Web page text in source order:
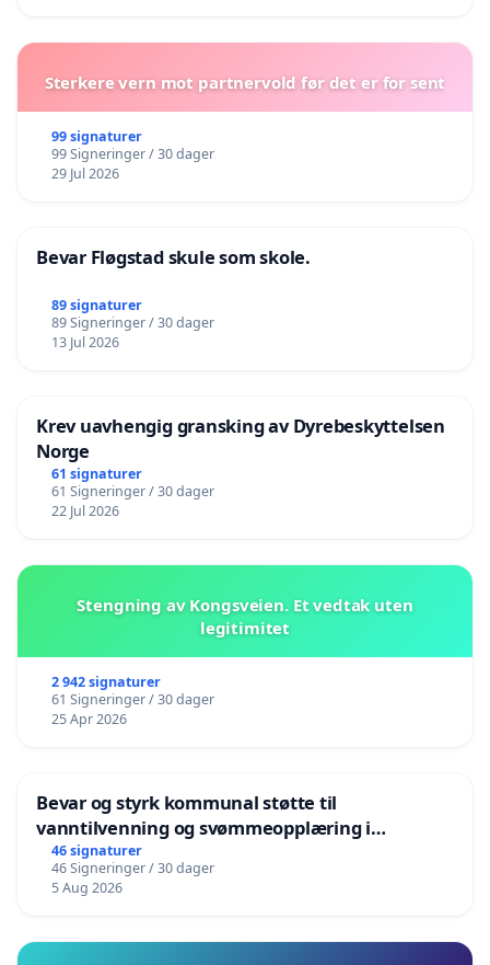
Sterkere vern mot partnervold før det er for sent
99 signaturer
99 Signeringer / 30 dager
29 Jul 2026
Bevar Fløgstad skule som skole.
89 signaturer
89 Signeringer / 30 dager
13 Jul 2026
Krev uavhengig gransking av Dyrebeskyttelsen
Norge
61 signaturer
61 Signeringer / 30 dager
22 Jul 2026
Stengning av Kongsveien. Et vedtak uten
legitimitet
2 942 signaturer
61 Signeringer / 30 dager
25 Apr 2026
Bevar og styrk kommunal støtte til
vanntilvenning og svømmeopplæring i
barnehagene i Haugesund
46 signaturer
46 Signeringer / 30 dager
5 Aug 2026